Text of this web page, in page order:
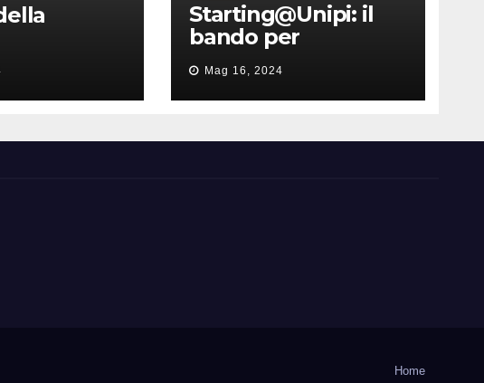
Starting@Unipi: il
bando per
supportare la
partecipazione
all’ERC Starting
Mag 16, 2024
Home